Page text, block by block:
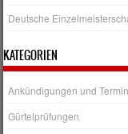
Deutsche
KATEGORIEN
Ankündigungen und
Gürtelprüfungen